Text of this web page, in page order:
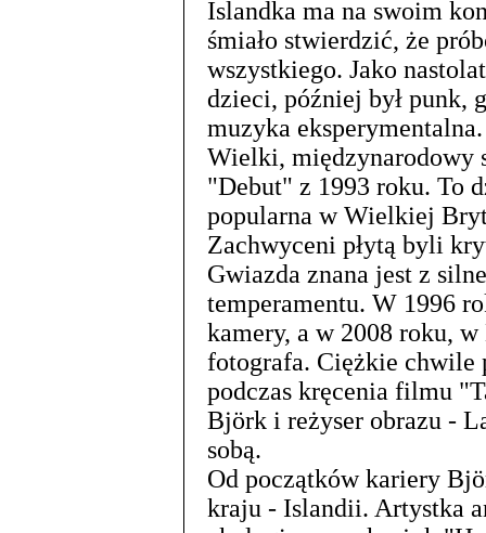
Islandka ma na swoim
śmiało stwierdzić, że
wszystkiego. Jako
dzieci, później był punk,
muzyka eksperymentalna.
Wielki, międzynarodowy
"Debut" z 1993 roku. To
popularna w Wielkiej
Zachwyceni płytą byli
Gwiazda znana jest z
temperamentu. W 1996
kamery, a w 2008 roku,
fotografa. Ciężkie chwile
podczas kręcenia filmu
Björk i reżyser obrazu -
sobą.
Od początków kariery
kraju - Islandii. Artystka